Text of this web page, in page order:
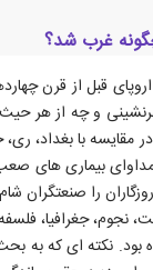
غرب شد؟
قبل از قرن
و چه از هر
مقایسه با بغداد،
بیماری های
را صنعتگران
نجوم، جغرافیا،
بود. نکته ای که